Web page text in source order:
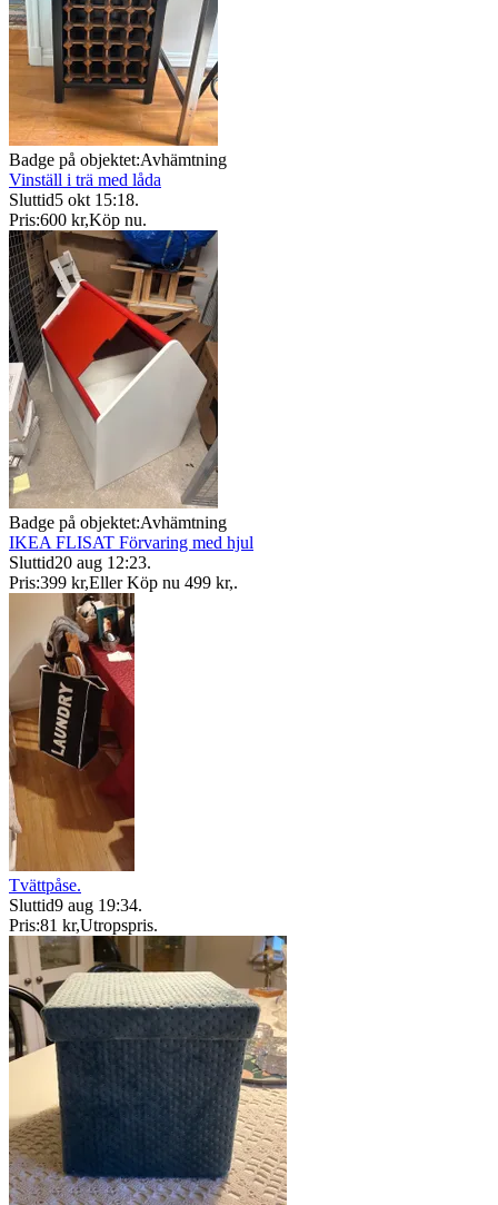
Badge på objektet:Avhämtning
Vinställ i trä med låda
Sluttid5 okt 15:18.
Pris:600 kr,Köp nu.
Badge på objektet:Avhämtning
IKEA FLISAT Förvaring med hjul
Sluttid20 aug 12:23.
Pris:399 kr,Eller Köp nu 499 kr,.
Tvättpåse.
Sluttid9 aug 19:34.
Pris:81 kr,Utropspris.